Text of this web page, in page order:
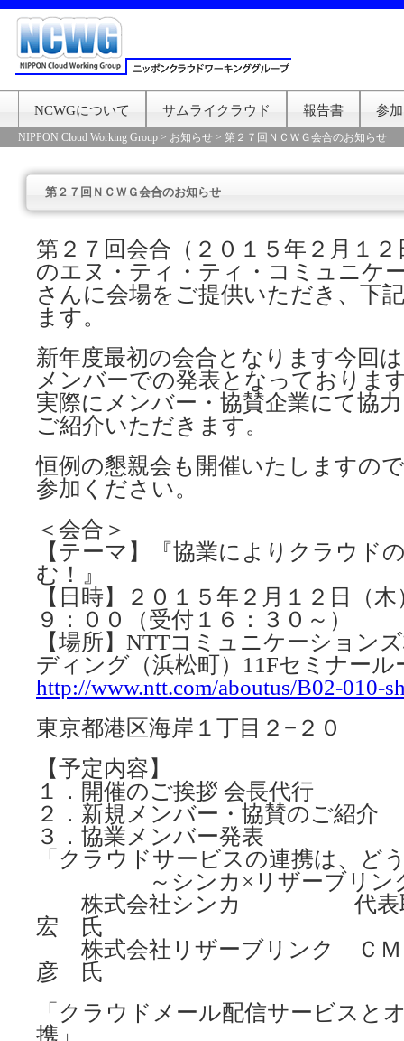
NCWGについて サムライクラウド 報告書 参
NIPPON Cloud Working Group > お知らせ > 第２７回ＮＣＷＧ会合のお知らせ
第２７回ＮＣＷＧ会合のお知らせ
第２７回会合（２０１５年２月１
のエヌ・ティ・ティ・コミュニケ
さんに会場をご提供いただき、下
ます。
新年度最初の会合となります今回
メンバーでの発表となっておりま
実際にメンバー・協賛企業にて協
ご紹介いただきます。
恒例の懇親会も開催いたしますの
参加ください。
＜会合＞
【テーマ】『協業によりクラウド
む！』
【日時】２０１５年２月１２日（
９：００（受付１６：３０～）
【場所】NTTコミュニケーション
ディング（浜松町）11Fセミナール
http://www.ntt.com/aboutus/B02-010-
東京都港区海岸１丁目２−２０
【予定内容】
１．開催のご挨拶 会長代行
２．新規メンバー・協賛のご紹介
３．協業メンバー発表
「クラウドサービスの連携は、ど
～シンカ×リザーブリンク
株式会社シンカ 代表取
宏 氏
株式会社リザーブリンク
彦 氏
「クラウドメール配信サービスと
携」